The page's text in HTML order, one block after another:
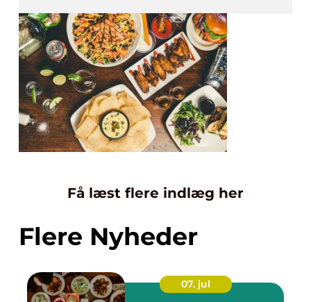
Få læst flere indlæg her
Flere Nyheder
07. jul